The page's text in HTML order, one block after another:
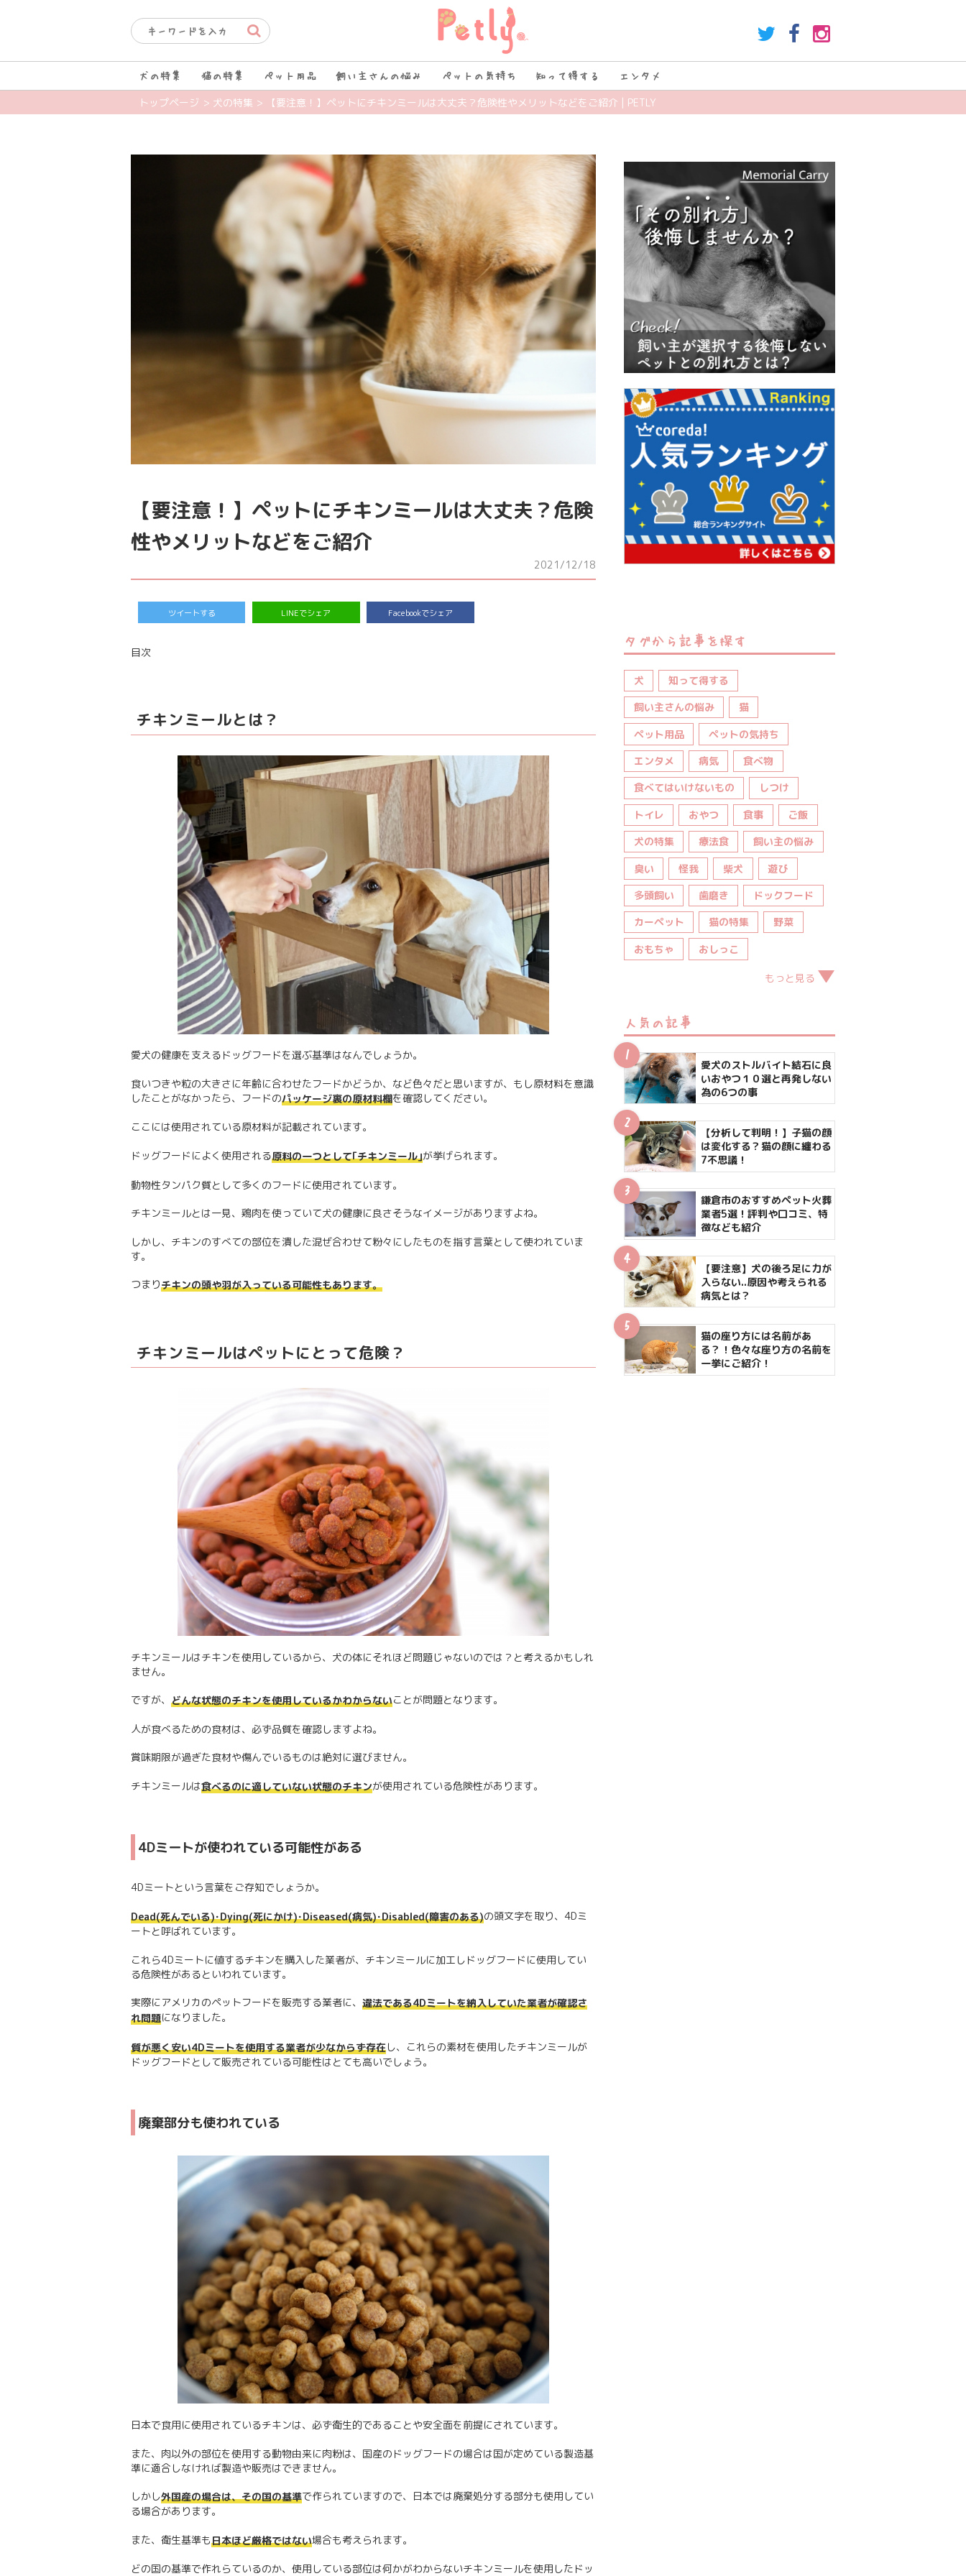
犬の特集 猫の特集 ペット用品 飼い主さんの悩み ペットの気持ち 知って得する エンタメ
トップページ > 犬の特集 > 【要注意！】ペットにチキンミールは大丈夫？危険性やメリットなどをご紹介 | PETLY
【要注意！】ペットにチキンミールは大丈夫？危険
性やメリットなどをご紹介
2021/12/18
ツイートする LINEでシェア Facebookでシェア
目次
チキンミールとは？
愛犬の健康を支えるドッグフードを選ぶ基準はなんでしょうか。
食いつきや粒の大きさに年齢に合わせたフードかどうか、など色々だと思いますが、もし原材料を意識
したことがなかったら、フードのパッケージ裏の原材料欄を確認してください。
ここには使用されている原材料が記載されています。
ドッグフードによく使用される原料の一つとして｢チキンミール｣が挙げられます。
動物性タンパク質として多くのフードに使用されています。
チキンミールとは一見、鶏肉を使っていて犬の健康に良さそうなイメージがありますよね。
しかし、チキンのすべての部位を潰した混ぜ合わせて粉々にしたものを指す言葉として使われていま
す。
つまりチキンの頭や羽が入っている可能性もあります。
チキンミールはペットにとって危険？
チキンミールはチキンを使用しているから、犬の体にそれほど問題じゃないのでは？と考えるかもしれ
ません。
ですが、 どんな状態のチキンを使用しているかわからないことが問題となります。
人が食べるための食材は、必ず品質を確認しますよね。
賞味期限が過ぎた食材や傷んでいるものは絶対に選びません。
チキンミールは食べるのに適していない状態のチキンが使用されている危険性があります。
4Dミートが使われている可能性がある
4Dミートという言葉をご存知でしょうか。
Dead(死んでいる)･Dying(死にかけ)･Diseased(病気)･Disabled(障害のある)の頭文字を取り、4Dミ
ートと呼ばれています。
これら4Dミートに値するチキンを購入した業者が、チキンミールに加工しドッグフードに使用してい
る危険性があるといわれています。
実際にアメリカのペットフードを販売する業者に、 違法である4Dミートを納入していた業者が確認さ
れ問題になりました。
質が悪く安い4Dミートを使用する業者が少なからず存在し、これらの素材を使用したチキンミールが
ドッグフードとして販売されている可能性はとても高いでしょう。
廃棄部分も使われている
日本で食用に使用されているチキンは、必ず衛生的であることや安全面を前提にされています。
また、肉以外の部位を使用する動物由来に肉粉は、国産のドッグフードの場合は国が定めている製造基
準に適合しなければ製造や販売はできません。
しかし外国産の場合は、その国の基準で作られていますので、日本では廃棄処分する部分も使用してい
る場合があります。
また、衛生基準も日本ほど厳格ではない場合も考えられます。
どの国の基準で作れらているのか、使用している部位は何かがわからないチキンミールを使用したドッ
タグから記事を探す
犬
知って得する
飼い主さんの悩み
猫
ペット用品
ペットの気持ち
エンタメ
病気
食べ物
食べてはいけないもの
しつけ
トイレ
おやつ 食事
ご飯
犬の特集
療法食
飼い主の悩み
臭い
怪我 柴犬
遊び
多頭飼い
歯磨き
ドックフード
カーペット
猫の特集
野菜
おもちゃ
おしっこ
もっと見る
人気の記事
愛犬のストルバイト結石に良
いおやつ１０選と再発しない
為の6つの事
【分析して判明！】子猫の顔
は変化する？猫の顔に纏わる
7不思議！
鎌倉市のおすすめペット火葬
業者5選！評判や口コミ、特
徴なども紹介
【要注意】犬の後ろ足に力が
入らない..原因や考えられる
病気とは？
猫の座り方には名前があ
る？！色々な座り方の名前を
一挙にご紹介！